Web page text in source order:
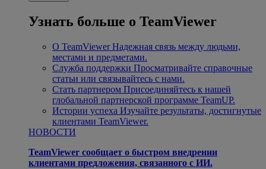
Узнать больше о TeamViewer
О TeamViewer Надежная связь между людьми,
местами и предметами.
Служба поддержки Просматривайте справочные
статьи или связывайтесь с нами.
Стать партнером Присоединяйтесь к нашей
глобальной партнерской программе TeamUP.
Истории успеха Изучайте результаты, достигнутые
клиентами TeamViewer.
НОВОСТИ
TeamViewer сообщает о быстром внедрении
клиентами предложения, связанного с ИИ.